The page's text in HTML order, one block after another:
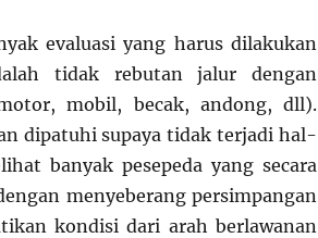
evaluasi yang harus dilakukan
tidak rebutan jalur dengan
mobil, becak, andong, dll).
dipatuhi supaya tidak terjadi hal-
banyak pesepeda yang secara
menyeberang persimpangan
kondisi dari arah berlawanan